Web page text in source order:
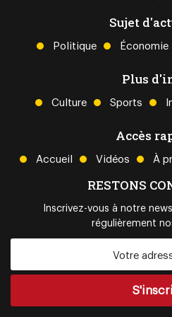
Sujet
Politique Économie
Plus
Culture Sports
Accès
Accueil Vidéos À
RESTONS
Inscrivez-vous à notre
régulièrement